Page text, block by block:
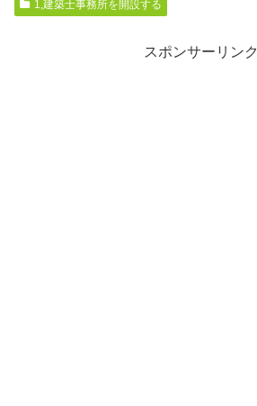
1,建築士事務所を開設する
スポンサーリンク